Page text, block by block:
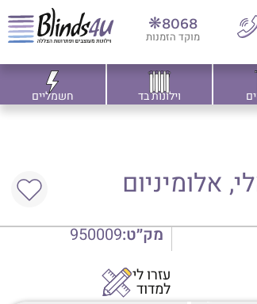
8068❋
מוקד הזמנות
וילונות בד חשמליים
אלומיניום
מק״ט:950009
עזרו לי
למדוד